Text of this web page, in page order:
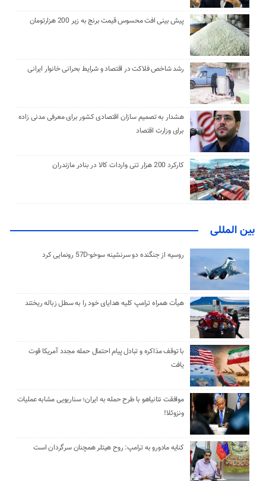
پیش بینی افت محسوس قیمت برنج به زیر 200 هزارتومان
رشد شاخص فلاکت در اقتصاد و شرایط بحرانی خانوار ایرانی
هشدار به تصمیم سازان اقتصادی کشور برای معرفی مدنی زاده
برای وزارت اقتصاد
کارکرد 200 هزار تنی واردات کالا در بنادر مازندران
بین المللی
روسیه از جنگنده دو سرنشینه سوخو-57D رونمایی کرد
هیأت همراه ترامپ کلیه هدایای خود را به سطل زباله ریختند
با توقف مذاکره و تبادل پیام احتمال حمله مجدد آمریکا قوت
یافت
موافقت نتانیاهو با طرح حمله به ایران؛ سناریویی مشابه عملیات
ونزوئلا!
کنایه مادورو به ترامپ: روح هیتلر همچنان سرگردان است